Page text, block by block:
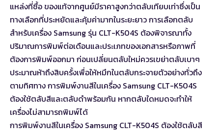
แหล่งที่ซื้อ ของแท้จากศูนย์มีราคาสูงกว่าตลับเทียบเท่าซึ่งเป็น
ทางเลือกที่ประหยัดและคุ้มค่ามากในระยะยาว การเลือกตลับ
สำหรับเครื่อง Samsung รุ่น CLT-K504S ต้องพิจารณาทั้ง
ปริมาณการพิมพ์ต่อเดือนและประเภทของเอกสารหรือภาพที่
ต้องการพิมพ์ออกมา ก่อนเปลี่ยนตลับใหม่ควรเขย่าตลับเบาๆ
ประมาณห้าถึงสิบครั้งเพื่อให้หมึกในตลับกระจายตัวอย่างทั่วถึง
ตามทิศทาง การพิมพ์งานสีในเครื่อง Samsung CLT-K504S
ต้องใช้ตลับสีและตลับดำพร้อมกัน หากตลับใดหมดจะทำให้
เครื่องไม่สามารถพิมพ์ได้
การพิมพ์งานสีในเครื่อง Samsung CLT-K504S ต้องใช้ตลับสี